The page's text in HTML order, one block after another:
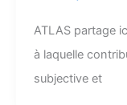
ATLAS partage
à laquelle
subjective et